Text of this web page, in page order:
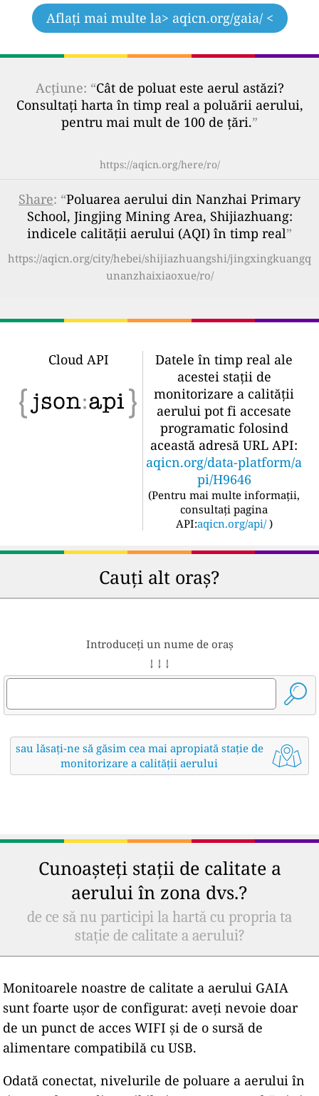
Aflați mai multe la> aqicn.org/gaia/ <
Acțiune: “Cât de poluat este aerul astăzi?
Consultați harta în timp real a poluării aerului,
pentru mai mult de 100 de țări.”
https://aqicn.org/here/ro/
Share: “Poluarea aerului din Nanzhai Primary
School, Jingjing Mining Area, Shijiazhuang:
indicele calității aerului (AQI) în timp real”
https://aqicn.org/city/hebei/shijiazhuangshi/jingxingkuangq
unanzhaixiaoxue/ro/
Cloud API
Datele în timp real ale
acestei stații de
monitorizare a calității
aerului pot fi accesate
programatic folosind
această adresă URL API:
aqicn.org/data-platform/a
pi/H9646
(Pentru mai multe informații,
consultați pagina
API:aqicn.org/api/ )
Cauți alt oraș?
Introduceți un nume de oraș
↓ ↓ ↓
sau lăsați-ne să găsim cea mai apropiată stație de
monitorizare a calității aerului
Cunoașteți stații de calitate a
aerului în zona dvs.?
de ce să nu participi la hartă cu propria ta
stație de calitate a aerului?
Monitoarele noastre de calitate a aerului GAIA
sunt foarte ușor de configurat: aveți nevoie doar
de un punct de acces WIFI și de o sursă de
alimentare compatibilă cu USB.
Odată conectat, nivelurile de poluare a aerului în